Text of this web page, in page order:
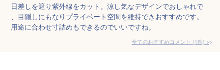
日差しを遮り紫外線をカット。涼し気なデザインでおしゃれで
、目隠しにもなりプライベート空間を維持できおすすめです。
用途に合わせ寸詰めもできるのでいいですね。
全てのおすすめコメント (1件) >